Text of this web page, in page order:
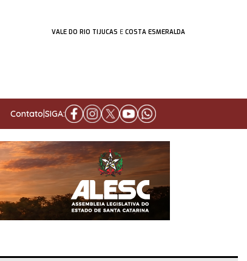
VALE DO RIO TIJUCAS E COSTA ESMERALDA
Contato SIGA: